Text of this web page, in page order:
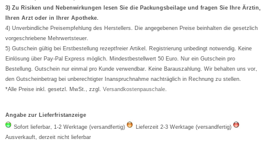
Formoline
Wick
Eucerin
Basica
3) Zu Risiken und Nebenwirkungen lesen Sie die Packungsbeilage und fragen Sie Ihre Ärztin,
Ihren Arzt oder in Ihrer Apotheke.
4) Unverbindliche Preisempfehlung des Herstellers. Die angegebenen Preise beinhalten die gesetzlich
vorgeschriebene Mehrwertsteuer.
5) Gutschein gültig bei Erstbestellung rezeptfreier Artikel. Registrierung unbedingt notwendig. Keine
Einlösung über Pay-Pal Express möglich. Mindestbestellwert 50 Euro. Nur ein Gutschein pro
Bestellung. Gutschein nur einmal pro Kunde verwendbar. Keine Barauszahlung. Wir behalten uns vor,
den Gutscheinbetrag bei unberechtigter Inanspruchnahme nachträglich in Rechnung zu stellen.
*Alle Preise inkl. gesetzl. MwSt., zzgl.Versandkostenpauschale.
Angabe zur Lieferfristanzeige
Sofort lieferbar, 1-2 Werktage (versandfertig)
Lieferzeit 2-3 Werktage (versandfertig)
Ausverkauft, derzeit nicht lieferbar